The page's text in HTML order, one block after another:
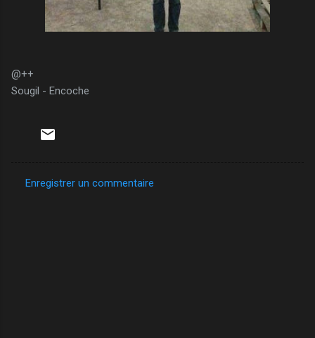
@++
Sougil - Encoche
Enregistrer un commentaire